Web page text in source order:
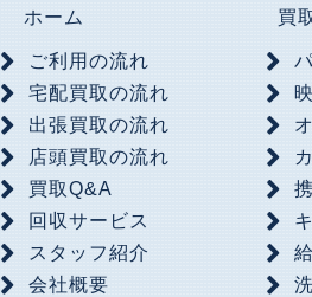
ホーム
ご利用の流れ
宅配買取の流れ
出張買取の流れ
店頭買取の流れ
買取Q&A
回収サービス
スタッフ紹介
会社概要
買